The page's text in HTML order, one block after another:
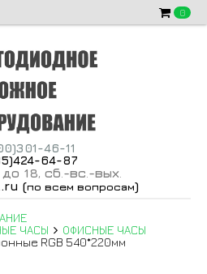
0
46-11
64-87
18, сб -вс -вых.
(по всем вопросам)
ЧАСЫ
ОФИСНЫЕ ЧАСЫ
RGB 540*220мм